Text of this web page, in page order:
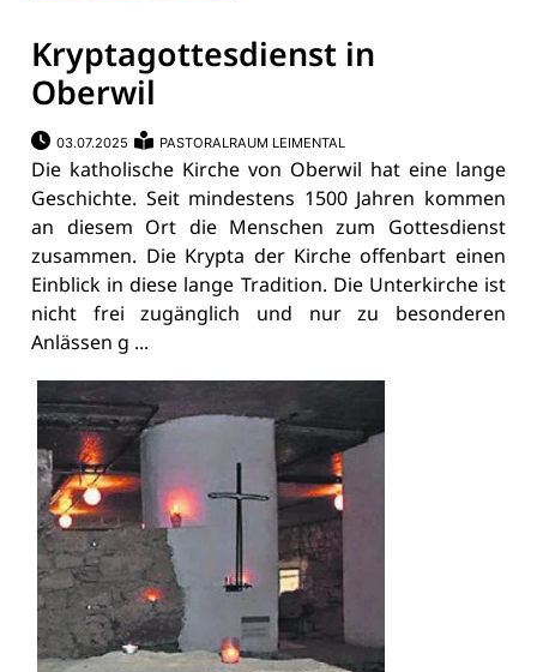
Kryptagottesdienst in
Oberwil
03.07.2025 PASTORALRAUM LEIMENTAL
Die katholische Kirche von Oberwil hat eine lange
Geschichte. Seit mindestens 1500 Jahren kommen
an diesem Ort die Menschen zum Gottesdienst
zusammen. Die Krypta der Kirche offenbart einen
Einblick in diese lange Tradition. Die Unterkirche ist
nicht frei zugänglich und nur zu besonderen
Anlässen g ...